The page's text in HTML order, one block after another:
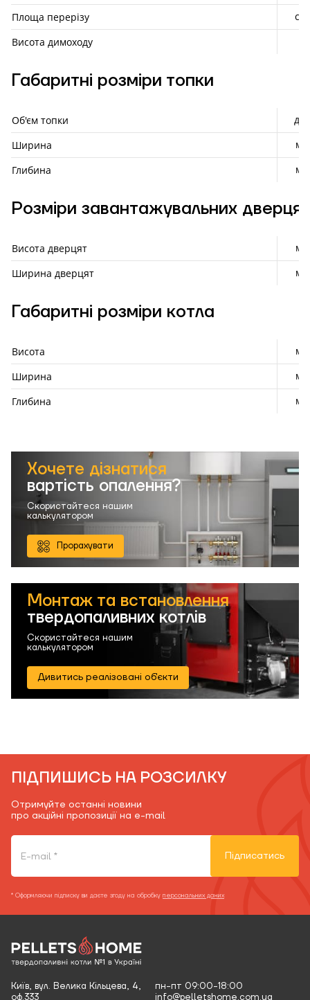
Площа перерізу
см²
Висота димоходу
Габаритні розміри топки
Об'єм топки
дм³
Ширина
мм
Глибина
мм
Розміри завантажувальних дверцят
Висота дверцят
мм
Ширина дверцят
мм
Габаритні розміри котла
Висота
мм
Ширина
мм
Глибина
мм
Хочете дізнатися
вартість опалення?
Скористайтеся нашим
калькулятором
Прорахувати
Монтаж та встановлення
твердопаливних котлів
Скористайтеся нашим
калькулятором
Дивитись реалізовані об'єкти
ПІДПИШИСЬ НА РОЗСИЛКУ
Отримуйте останні новини
про акційні пропозиції на e-mail
Підписатись
* Оформляючи підписку ви даєте згоду на обробку персональних даних
Київ, вул. Велика Кільцева, 4,
оф.333
пн-пт 09:00-18:00
info@pelletshome.com.ua